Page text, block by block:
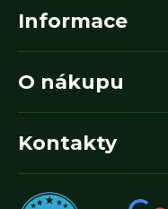
Informace
O nákupu
Kontakty